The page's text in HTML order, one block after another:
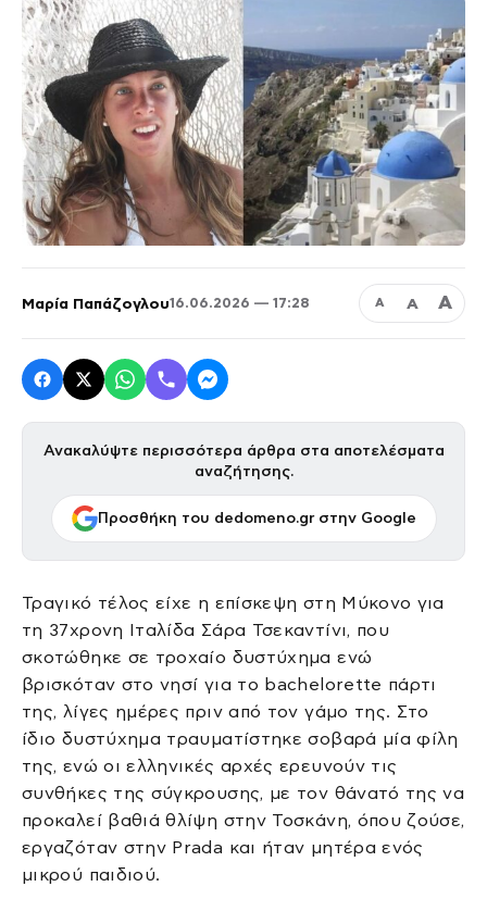
Μαρία Παπάζογλου16.06.2026 — 17:28 Α Α Α
Ανακαλύψτε περισσότερα άρθρα στα αποτελέσματα
αναζήτησης.
Προσθήκη του dedomeno.gr στην Google
Τραγικό τέλος είχε η επίσκεψη στη Μύκονο για
τη 37χρονη Ιταλίδα Σάρα Τσεκαντίνι, που
σκοτώθηκε σε τροχαίο δυστύχημα ενώ
βρισκόταν στο νησί για το bachelorette πάρτι
της, λίγες ημέρες πριν από τον γάμο της. Στο
ίδιο δυστύχημα τραυματίστηκε σοβαρά μία φίλη
της, ενώ οι ελληνικές αρχές ερευνούν τις
συνθήκες της σύγκρουσης, με τον θάνατό της να
προκαλεί βαθιά θλίψη στην Τοσκάνη, όπου ζούσε,
εργαζόταν στην Prada και ήταν μητέρα ενός
μικρού παιδιού.